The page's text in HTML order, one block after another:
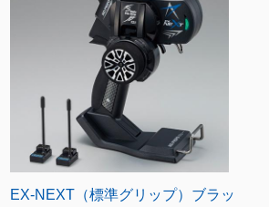
EX-NEXT（標準グリップ）ブラッ